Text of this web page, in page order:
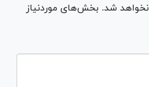
شد. بخش‌های موردنیاز